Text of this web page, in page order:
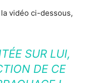
vidéo ci-dessous,
SUR LUI,
DE CE